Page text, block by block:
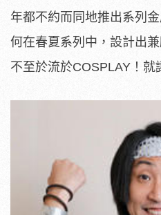
年都不約而同地推出系列
何在春夏系列中，設計出
不至於流於COSPLAY！